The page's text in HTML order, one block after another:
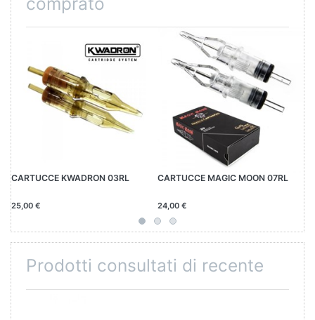
CARTUCCE KWADRON 03RL
25,00 €
CARTUCCE MAGIC MOON 07RL
24,00 €
Prodotti consultati di recente